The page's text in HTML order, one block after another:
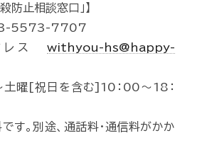
防止相談窓口」】
5573-7707
レス withyou-hs@happy-
曜[祝日を含む]10：00～18：
す。別途、通話料・通信料がかか